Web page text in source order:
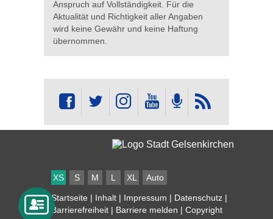
Anspruch auf Vollständigkeit. Für die
Aktualität und Richtigkeit aller Angaben
wird keine Gewähr und keine Haftung
übernommen.
XS S M L XL Auto
Startseite | Inhalt | Impressum | Datenschutz |
Barrierefreiheit | Barriere melden | Copyright